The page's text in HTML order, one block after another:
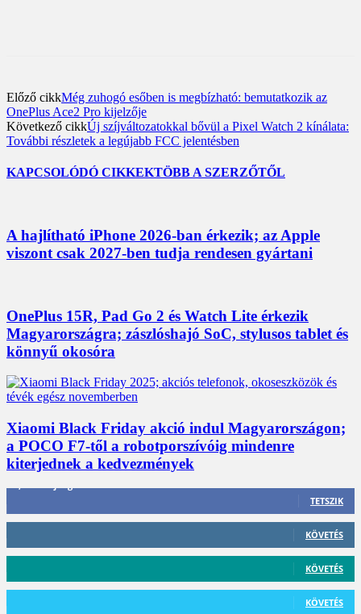
Előző cikkMég zuhogó esőben is megbízható: bemutatkozik az
OnePlus Ace2 Pro kijelzője
Következő cikkÚj szíjváltozatokkal bővül a Pixel Watch 2 kínálata:
További részletek a legújabb FCC jelentésben
KAPCSOLÓDÓ CIKKEKTÖBB A SZERZŐTŐL
A hajlítható iPhone 2026-ban érkezik; az Apple
viszont csak 2027-ben tudja rendesen gyártani
OnePlus 15R, Pad Go 2 és Watch Lite érkezik
Magyarországra; zászlóshajó SoC, stylusos tablet és
könnyű okosóra
Xiaomi Black Friday akció indul Magyarországon;
a POCO F7-től a robotporszívóig mindenre
kiterjednek a kedvezmények
TETSZIK
412 Követő
KÖVETÉS
59 Követő
KÖVETÉS
101 Követő
KÖVETÉS